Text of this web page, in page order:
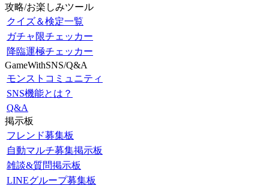
攻略/お楽しみツール
クイズ＆検定一覧
ガチャ限チェッカー
降臨運極チェッカー
GameWithSNS/Q&A
モンストコミュニティ
SNS機能とは？
Q&A
掲示板
フレンド募集板
自動マルチ募集掲示板
雑談&質問掲示板
LINEグループ募集板